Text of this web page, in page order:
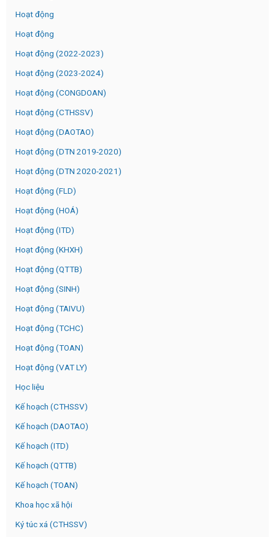
Hoạt động
Hoạt động
Hoạt động (2022-2023)
Hoạt động (2023-2024)
Hoạt động (CONGDOAN)
Hoạt động (CTHSSV)
Hoạt động (DAOTAO)
Hoạt động (DTN 2019-2020)
Hoạt động (DTN 2020-2021)
Hoạt động (FLD)
Hoạt động (HOÁ)
Hoạt động (ITD)
Hoạt động (KHXH)
Hoạt động (QTTB)
Hoạt động (SINH)
Hoạt động (TAIVU)
Hoạt động (TCHC)
Hoạt động (TOAN)
Hoạt động (VAT LY)
Học liệu
Kế hoạch (CTHSSV)
Kế hoạch (DAOTAO)
Kế hoạch (ITD)
Kế hoạch (QTTB)
Kế hoạch (TOAN)
Khoa học xã hội
Ký túc xá (CTHSSV)